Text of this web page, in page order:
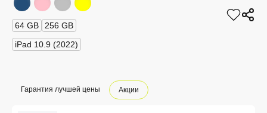
64 GB
256 GB
iPad 10.9 (2022)
Гарантия лучшей цены Акции